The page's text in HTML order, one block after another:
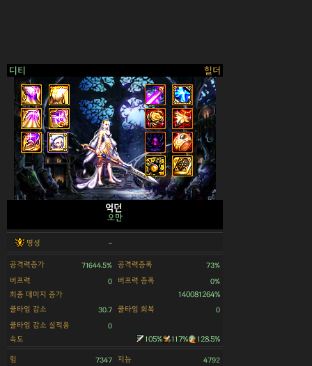
디티 힐더
>
억던
오만
명성 -
공격력증가 71644.5% 공격력증폭 73%
버프력 0 버프력 증폭 0%
최종 데미지 증가
140081264%
쿨타임 감소
30.7 쿨타임 회복 0
쿨타임 감소 실적용 0
속도 105% 117% 128.5%
힘 7347 지능 4792